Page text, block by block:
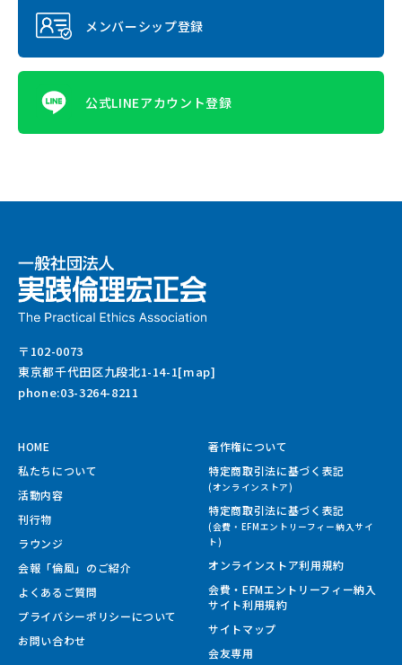
メンバーシップ登録
公式LINEアカウント登録
〒102-0073
東京都千代田区九段北1-14-1[map]
phone:03-3264-8211
HOME
私たちについて
活動内容
刊行物
ラウンジ
会報「倫風」のご紹介
よくあるご質問
プライバシーポリシーについて
お問い合わせ
著作権について
特定商取引法に基づく表記
(オンラインストア)
特定商取引法に基づく表記
(会費・EFMエントリーフィー納入サイ
ト)
オンラインストア利用規約
会費・EFMエントリーフィー納入
サイト利用規約
サイトマップ
会友専用